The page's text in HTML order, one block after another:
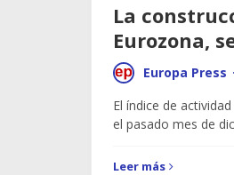
La
Eurozona,
Europa Press ·
El índice de
el pasado mes de
Leer más